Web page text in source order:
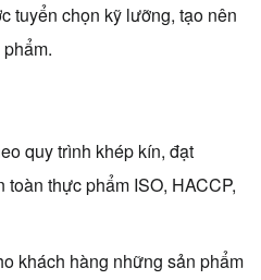
tuyển chọn kỹ lưỡng, tạo nên
quy trình khép kín, đạt
thực phẩm ISO, HACCP,
khách hàng những sản phẩm